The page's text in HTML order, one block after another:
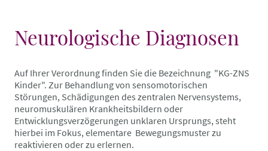
Neurologische Diagnosen
Auf Ihrer Verordnung finden Sie die Bezeichnung "KG-ZNS
Kinder". Zur Behandlung von sensomotorischen
Störungen, Schädigungen des zentralen Nervensystems,
neuromuskulären Krankheitsbildern oder
Entwicklungsverzögerungen unklaren Ursprungs, steht
hierbei im Fokus, elementare Bewegungsmuster zu
reaktivieren oder zu erlernen.